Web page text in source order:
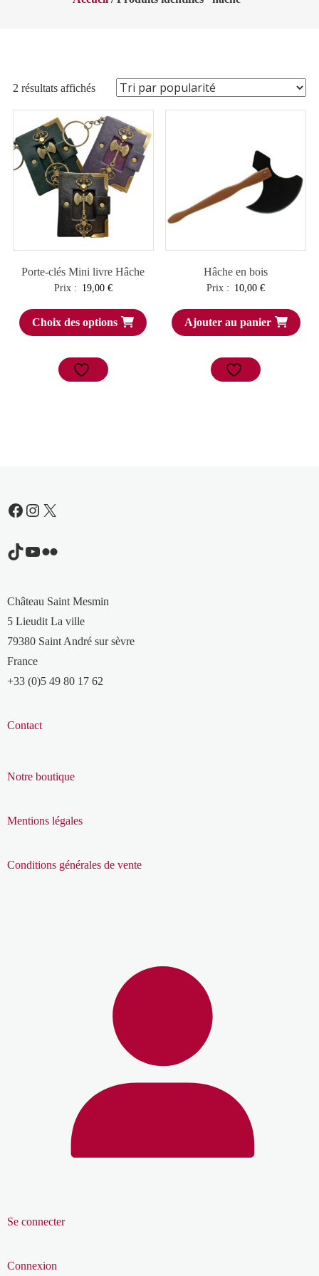
2 résultats affichésTrié
par
popularité
Porte-clés Mini livre Hâche
Prix : 19,00 €
Choix des options
Hâche en bois
Prix : 10,00€
Ajouter au panier
Facebook
Instagram
X
TikTok
YouTube
Flickr
Château Saint Mesmin
5 Lieudit La ville
79380 Saint André sur sèvre
France
+33 (0)5 49 80 17 62
Contact
Notre boutique
Mentions légales
Conditions générales de vente
Se connecter
Connexion